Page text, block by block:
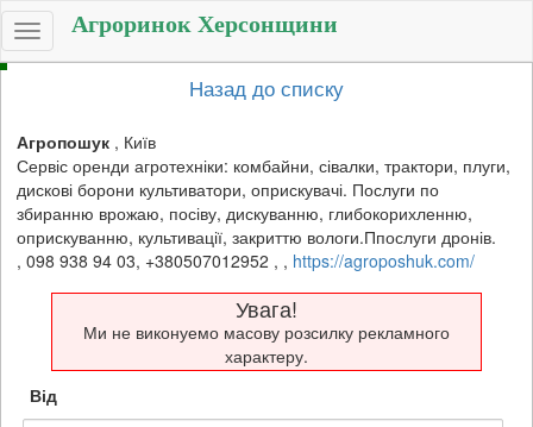
Toggle
navigation
Агроринок Херсонщини
Назад до списку
Агропошук, Київ
Сервіс оренди агротехніки: комбайни, сівалки, трактори, плуги,
дискові борони культиватори, оприскувачі. Послуги по
збиранню врожаю, посіву, дискуванню, глибокорихленню,
оприскуванню, культивації, закриттю вологи.Ппослуги дронів.
, 098 938 94 03, +380507012952 , , https://agroposhuk.com/
Увага!
Ми не виконуемо масову розсилку рекламного
характеру.
Від